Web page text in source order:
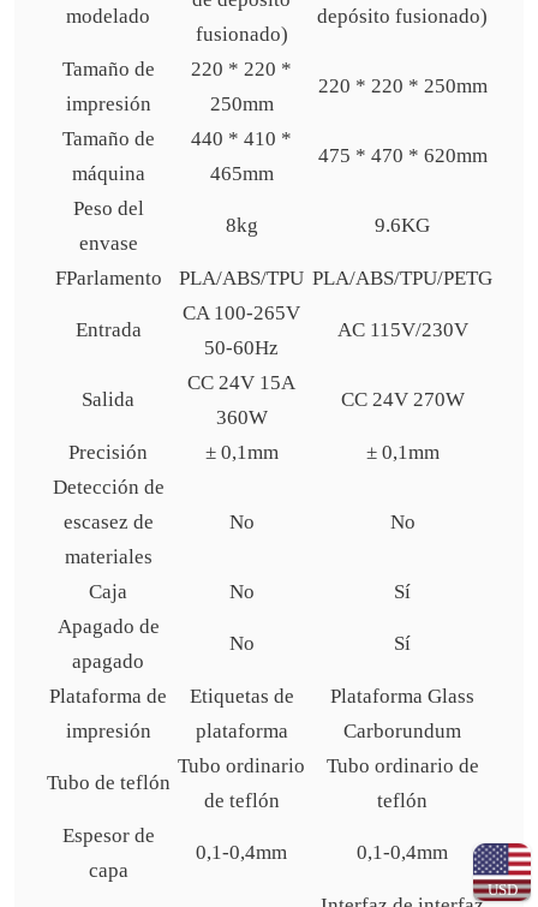
USD
modelado
fusionado)
depósito fusionado)
Tamaño de
impresión
220 * 220 *
250mm
220 * 220 * 250mm
Tamaño de
máquina
440 * 410 *
465mm
475 * 470 * 620mm
Peso del
envase
8kg 9.6KG
FParlamento PLA/ABS/TPU PLA/ABS/TPU/PETG
Entrada
CA 100-265V
50-60Hz
AC 115V/230V
Salida
CC 24V 15A
360W
CC 24V 270W
Precisión ± 0,1mm
± 0,1mm
Detección de
escasez de
materiales
No No
Caja No
Sí
Apagado de
apagado
No Sí
Plataforma de
impresión
Etiquetas de
plataforma
Plataforma Glass
Carborundum
Tubo de teflón
Tubo ordinario
de teflón
Tubo ordinario de
teflón
Espesor de
capa
0,1-0,4mm 0,1-0,4mm